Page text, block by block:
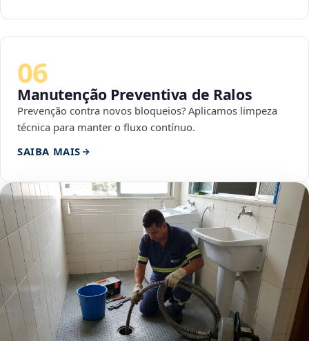
06
Manutenção Preventiva de Ralos
Prevenção contra novos bloqueios? Aplicamos limpeza
técnica para manter o fluxo contínuo.
SAIBA MAIS